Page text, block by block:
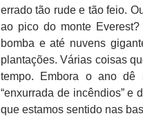
errado tão rude e tão feio.
ao pico do monte
bomba e até nuvens
plantações. Várias coisas
tempo. Embora o ano dê
“enxurrada de incêndios” e
que estamos sentido nas